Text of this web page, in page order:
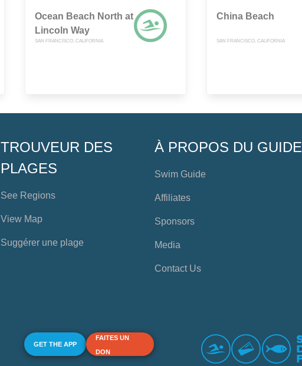
Ocean Beach North at
Lincoln Way
SAN FRANCISCO, CALIFORNIA
China Beach
SAN FRANCISCO, CALIFORNIA
TROUVEUR DES
PLAGES
See Regions
View Map
Suggérer une plage
À PROPOS DU GUIDE
Swim Guide
Affiliates
Sponsors
Media
Contact Us
GET THE APP
FAITES UN
DON